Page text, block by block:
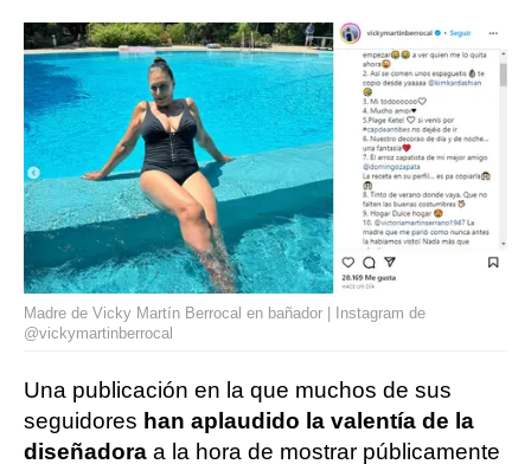
Madre de Vicky Martín Berrocal en bañador | Instagram de
@vickymartinberrocal
Una publicación en la que muchos de sus
seguidores han aplaudido la valentía de la
diseñadora a la hora de mostrar públicamente